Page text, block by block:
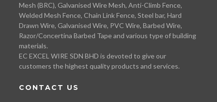
Mesh (BRC), Galvanised Wire Mesh, Anti-Climb Fence,
Welded Mesh Fence, Chain Link Fence, Steel bar, Hard
Drawn Wire, Galvanised Wire, PVC Wire, Barbed Wire,
Razor/Concertina Barbed Tape and various type of building
materials.
EC EXCEL WIRE SDN BHD is devoted to give our
customers the highest quality products and services.
CONTACT US